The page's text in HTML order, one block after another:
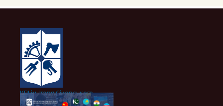
КПІ ім. Ігоря Сікорського